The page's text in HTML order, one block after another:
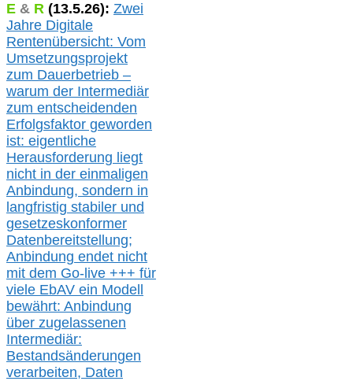
E & R (13.5.26): Zwei
Jahre Digitale
Rentenübersicht: Vom
Umsetzungsprojekt
zum Dauerbetrieb –
warum der Intermediär
zum entscheidenden
Erfolgsfaktor geworden
ist: eigentliche
Herausforderung liegt
nicht in der einmaligen
Anbindung, sondern in
langfristig stabiler und
gesetzeskonformer
Datenbereitstellung;
Anbindung endet nicht
mit dem Go-live +++ für
viele EbAV ein Modell
bewährt: Anbindung
über zugelassenen
Intermediär:
Bestandsänderungen
verarbeiten, Daten